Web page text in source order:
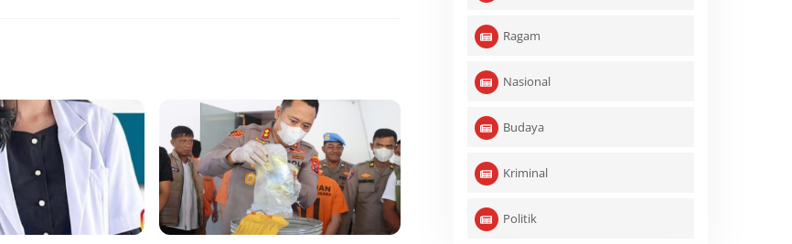
Ragam
Nasional
Budaya
Kriminal
Politik